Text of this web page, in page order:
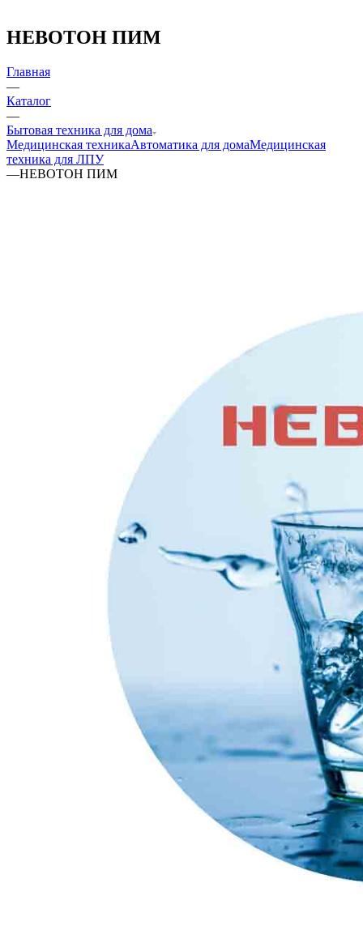
НЕВОТОН ПИМ
Главная
—
Каталог
—
Бытовая техника для дома
Медицинская техникаАвтоматика для домаМедицинская
техника для ЛПУ
—НЕВОТОН ПИМ